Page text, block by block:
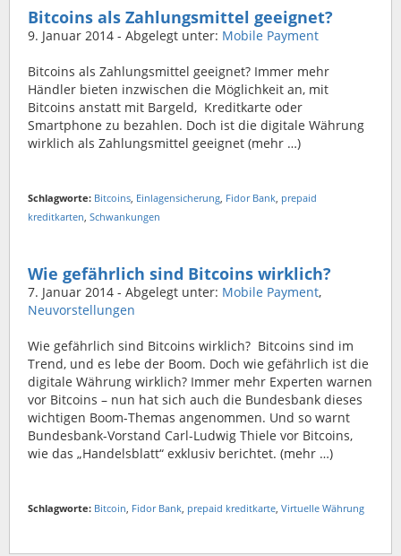
Bitcoins als Zahlungsmittel geeignet?
9. Januar 2014 - Abgelegt unter: Mobile Payment
Bitcoins als Zahlungsmittel geeignet? Immer mehr
Händler bieten inzwischen die Möglichkeit an, mit
Bitcoins anstatt mit Bargeld, Kreditkarte oder
Smartphone zu bezahlen. Doch ist die digitale Währung
wirklich als Zahlungsmittel geeignet (mehr …)
Schlagworte: Bitcoins, Einlagensicherung, Fidor Bank, prepaid
kreditkarten, Schwankungen
Wie gefährlich sind Bitcoins wirklich?
7. Januar 2014 - Abgelegt unter: Mobile Payment,
Neuvorstellungen
Wie gefährlich sind Bitcoins wirklich? Bitcoins sind im
Trend, und es lebe der Boom. Doch wie gefährlich ist die
digitale Währung wirklich? Immer mehr Experten warnen
vor Bitcoins – nun hat sich auch die Bundesbank dieses
wichtigen Boom-Themas angenommen. Und so warnt
Bundesbank-Vorstand Carl-Ludwig Thiele vor Bitcoins,
wie das „Handelsblatt“ exklusiv berichtet. (mehr …)
Schlagworte: Bitcoin, Fidor Bank, prepaid kreditkarte, Virtuelle Währung